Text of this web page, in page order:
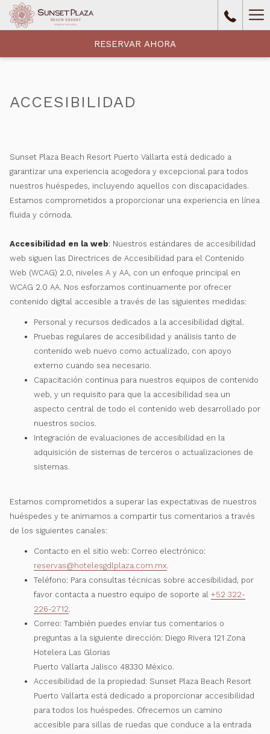
RESERVAR AHORA
ACCESIBILIDAD
Sunset Plaza Beach Resort Puerto Vallarta está dedicado a
garantizar una experiencia acogedora y excepcional para todos
nuestros huéspedes, incluyendo aquellos con discapacidades.
Estamos comprometidos a proporcionar una experiencia en línea
fluida y cómoda.
Accesibilidad en la web: Nuestros estándares de accesibilidad
web siguen las Directrices de Accesibilidad para el Contenido
Web (WCAG) 2.0, niveles A y AA, con un enfoque principal en
WCAG 2.0 AA. Nos esforzamos continuamente por ofrecer
contenido digital accesible a través de las siguientes medidas:
Personal y recursos dedicados a la accesibilidad digital.
Pruebas regulares de accesibilidad y análisis tanto de
contenido web nuevo como actualizado, con apoyo
externo cuando sea necesario.
Capacitación continua para nuestros equipos de contenido
web, y un requisito para que la accesibilidad sea un
aspecto central de todo el contenido web desarrollado por
nuestros socios.
Integración de evaluaciones de accesibilidad en la
adquisición de sistemas de terceros o actualizaciones de
sistemas.
Estamos comprometidos a superar las expectativas de nuestros
huéspedes y te animamos a compartir tus comentarios a través
de los siguientes canales:
Contacto en el sitio web: Correo electrónico:
reservas@hotelesgdlplaza.com.mx.
Teléfono: Para consultas técnicas sobre accesibilidad, por
favor contacta a nuestro equipo de soporte al +52 322-
226-2712.
Correo: También puedes enviar tus comentarios o
preguntas a la siguiente dirección: Diego Rivera 121 Zona
Hotelera Las Glorias
Puerto Vallarta Jalisco 48330 México.
Accesibilidad de la propiedad: Sunset Plaza Beach Resort
Puerto Vallarta está dedicado a proporcionar accesibilidad
para todos los huéspedes. Ofrecemos un camino
accesible para sillas de ruedas que conduce a la entrada